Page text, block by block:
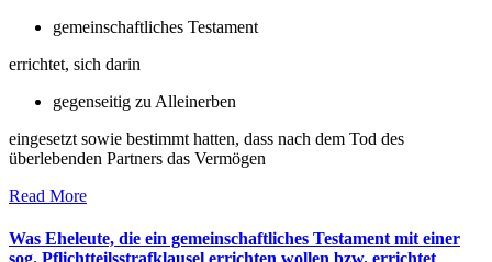
gemeinschaftliches Testament
errichtet, sich darin
gegenseitig zu Alleinerben
eingesetzt sowie bestimmt hatten, dass nach dem Tod des
überlebenden Partners das Vermögen
Read More
Was Eheleute, die ein gemeinschaftliches Testament mit einer
sog. Pflichtteilsstrafklausel errichten wollen bzw. errichtet